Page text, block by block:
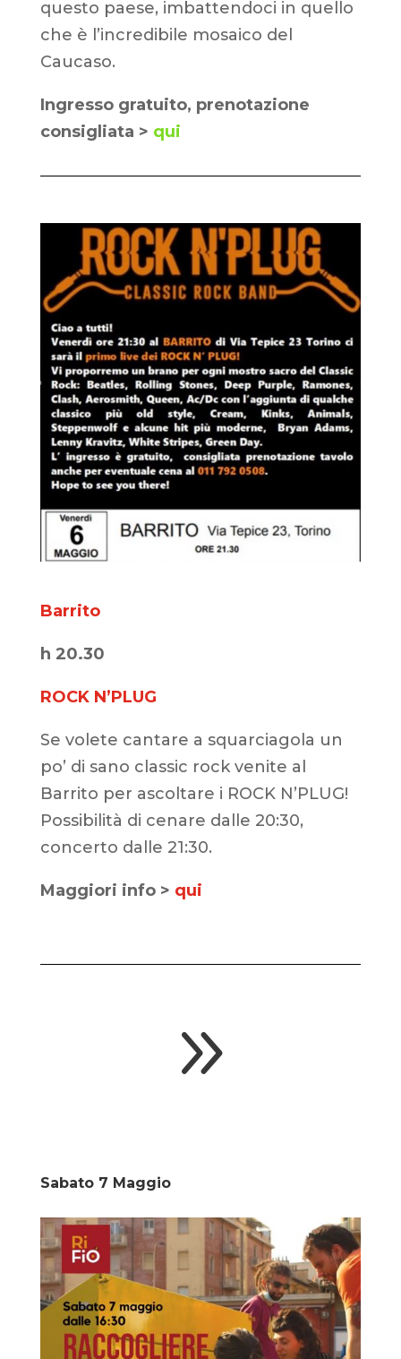
questo paese, imbattendoci in quello
che è l’incredibile mosaico del
Caucaso.
Ingresso gratuito, prenotazione
consigliata > qui
Barrito
h 20.30
ROCK N’PLUG
Se volete cantare a squarciagola un
po’ di sano classic rock venite al
Barrito per ascoltare i ROCK N’PLUG!
Possibilità di cenare dalle 20:30,
concerto dalle 21:30.
Maggiori info > qui
9
Sabato 7 Maggio